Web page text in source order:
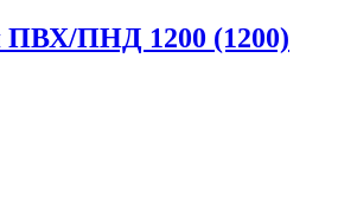
ПНД 1200 (1200)